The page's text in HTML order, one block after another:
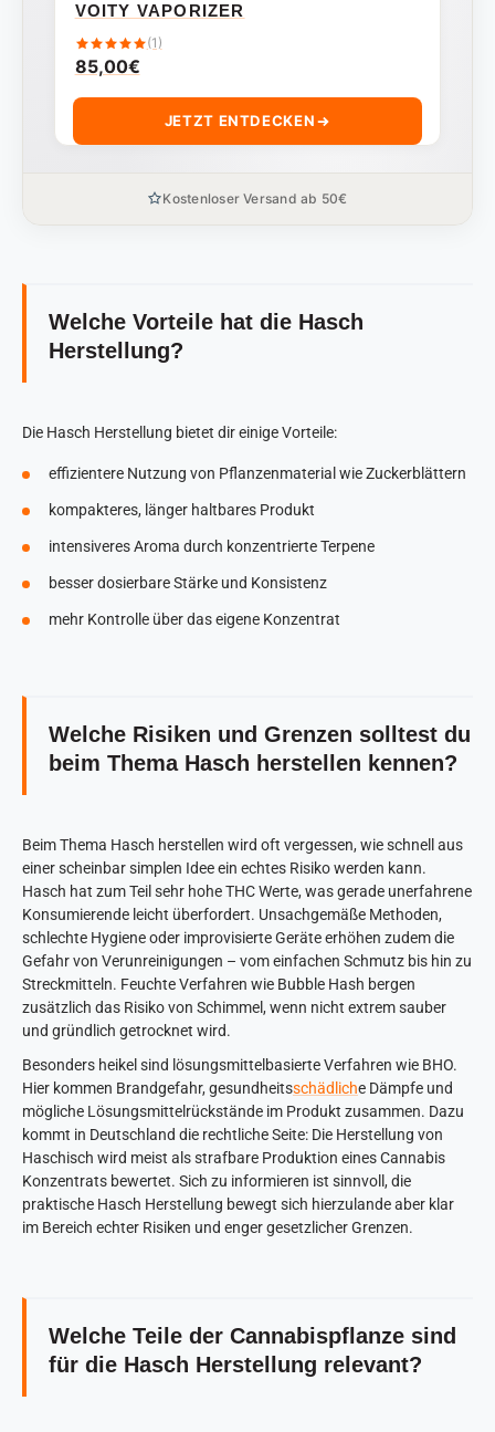
VOITY VAPORIZER
(1)
85,00€
JETZT ENTDECKEN
Kostenloser Versand ab 50€
Welche Vorteile hat die Hasch
Herstellung?
Die Hasch Herstellung bietet dir einige Vorteile:
effizientere Nutzung von Pflanzenmaterial wie Zuckerblättern
kompakteres, länger haltbares Produkt
intensiveres Aroma durch konzentrierte Terpene
besser dosierbare Stärke und Konsistenz
mehr Kontrolle über das eigene Konzentrat
Welche Risiken und Grenzen solltest du
beim Thema Hasch herstellen kennen?
Beim Thema Hasch herstellen wird oft vergessen, wie schnell aus
einer scheinbar simplen Idee ein echtes Risiko werden kann.
Hasch hat zum Teil sehr hohe THC Werte, was gerade unerfahrene
Konsumierende leicht überfordert. Unsachgemäße Methoden,
schlechte Hygiene oder improvisierte Geräte erhöhen zudem die
Gefahr von Verunreinigungen – vom einfachen Schmutz bis hin zu
Streckmitteln. Feuchte Verfahren wie Bubble Hash bergen
zusätzlich das Risiko von Schimmel, wenn nicht extrem sauber
und gründlich getrocknet wird.
Besonders heikel sind lösungsmittelbasierte Verfahren wie BHO.
Hier kommen Brandgefahr, gesundheitsschädliche Dämpfe und
mögliche Lösungsmittelrückstände im Produkt zusammen. Dazu
kommt in Deutschland die rechtliche Seite: Die Herstellung von
Haschisch wird meist als strafbare Produktion eines Cannabis
Konzentrats bewertet. Sich zu informieren ist sinnvoll, die
praktische Hasch Herstellung bewegt sich hierzulande aber klar
im Bereich echter Risiken und enger gesetzlicher Grenzen.
Welche Teile der Cannabispflanze sind
für die Hasch Herstellung relevant?